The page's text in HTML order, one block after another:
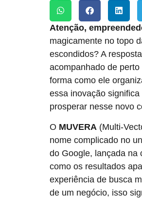
Atenção,
magicamente no topo
escondidos? A
acompanhado de
forma como ele
essa inovação
prosperar nesse novo
O MUVERA (Multi-
nome complicado no
do Google, lançada na
como os resultados
experiência de busca
de um negócio, isso